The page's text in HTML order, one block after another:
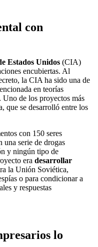
con
Estados Unidos (CIA)
encubiertas. Al
la CIA ha sido una de
en teorías
Uno de los proyectos más
que se desarrolló entre los
con 150 seres
una serie de drogas
y ningún tipo de
era desarrollar
la Unión Soviética,
o para condicionar a
y respuestas
lo